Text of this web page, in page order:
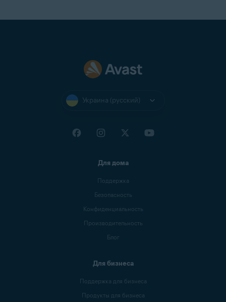
Украина (русский)
Для дома
Поддержка
Безопасность
Конфиденциальность
Производительность
Блог
Для бизнеса
Поддержка для бизнеса
Продукты для бизнеса